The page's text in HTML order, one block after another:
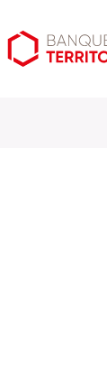
Aller
au
Aller
au
Ouvrir
les